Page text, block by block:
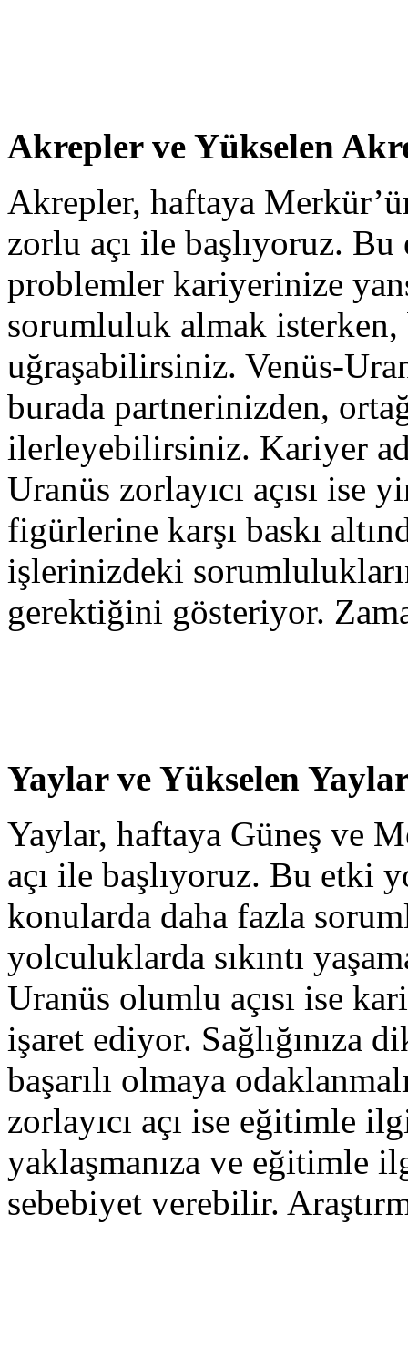
Akrepler ve Yükselen
Akrepler, haftaya
zorlu açı ile başlıyoruz.
problemler kariyerinize
sorumluluk almak isterken,
uğraşabilirsiniz. Venüs-
burada partnerinizden,
ilerleyebilirsiniz. Kariyer
Uranüs zorlayıcı açısı ise
figürlerine karşı baskı
işlerinizdeki
gerektiğini gösteriyor.
Yaylar ve Yükselen
Yaylar, haftaya Güneş ve
açı ile başlıyoruz. Bu etki
konularda daha fazla
yolculuklarda sıkıntı
Uranüs olumlu açısı ise
işaret ediyor. Sağlığınıza
başarılı olmaya
zorlayıcı açı ise eğitimle
yaklaşmanıza ve eğitimle
sebebiyet verebilir.